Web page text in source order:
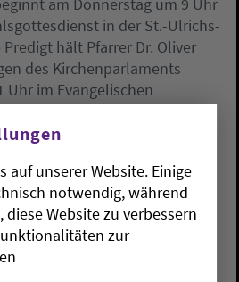
in der St.-Ulrichs-
hält Pfarrer Dr. Oliver
des Kirchenparlaments
Uhr im Evangelischen
Sie werden dann am Freitag
Organ der Kirche. Sie
die Gemeinden die
Verantwortung für das
Ihr steht die kirchliche
auf unserer Website. Einige
notwendig, während
Website zu verbessern
zur